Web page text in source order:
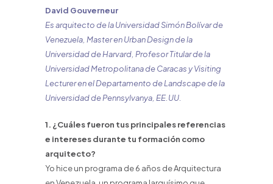
David Gouverneur
Es arquitecto de la Universidad Simón Bolívar de
Venezuela, Master en Urban Design de la
Universidad de Harvard, Profesor Titular de la
Universidad Metropolitana de Caracas y Visiting
Lecturer en el Departamento de Landscape de la
Universidad de Pennsylvanya, EE.UU.
1. ¿Cuáles fueron tus principales referencias
e intereses durante tu formación como
arquitecto?
Yo hice un programa de 6 años de Arquitectura